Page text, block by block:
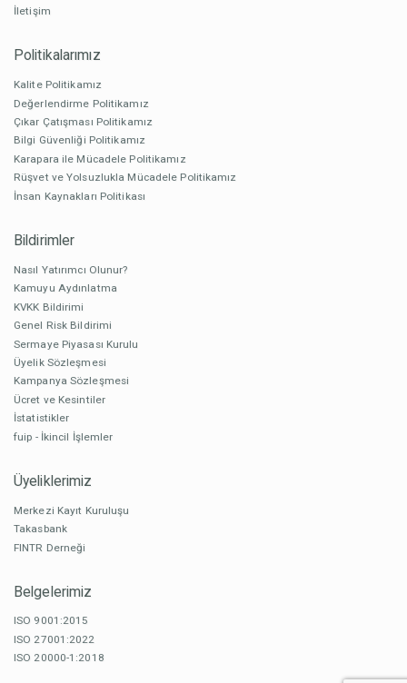
İletişim
Politikalarımız
Kalite Politikamız
Değerlendirme Politikamız
Çıkar Çatışması Politikamız
Bilgi Güvenliği Politikamız
Karapara ile Mücadele Politikamız
Rüşvet ve Yolsuzlukla Mücadele Politikamız
İnsan Kaynakları Politikası
Bildirimler
Nasıl Yatırımcı Olunur?
Kamuyu Aydınlatma
KVKK Bildirimi
Genel Risk Bildirimi
Sermaye Piyasası Kurulu
Üyelik Sözleşmesi
Kampanya Sözleşmesi
Ücret ve Kesintiler
İstatistikler
fuip - İkincil İşlemler
Üyeliklerimiz
Merkezi Kayıt Kuruluşu
Takasbank
FINTR Derneği
Belgelerimiz
ISO 9001:2015
ISO 27001:2022
ISO 20000-1:2018